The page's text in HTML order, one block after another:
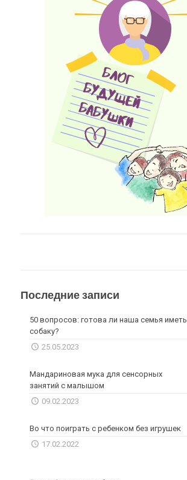
Последние записи
50 вопросов: готова ли наша семья иметь
собаку?
25.05.2023
Мандариновая мука для сенсорных
занятий с малышом
09.02.2023
Во что поиграть с ребенком без игрушек
17.02.2022